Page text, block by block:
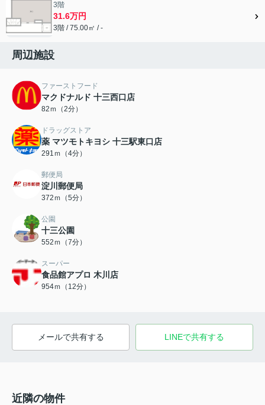
3階
31.6万円
3階 / 75.00㎡ / -
周辺施設
ファーストフード
マクドナルド 十三西口店
82ｍ（2分）
ドラッグストア
薬 マツモトキヨシ 十三駅東口店
291ｍ（4分）
郵便局
淀川郵便局
372ｍ（5分）
公園
十三公園
552ｍ（7分）
スーパー
食品館アプロ 木川店
954ｍ（12分）
メールで共有する LINEで共有する
近隣の物件